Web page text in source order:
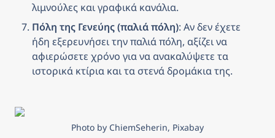
λιμνούλες και γραφικά κανάλια.
Πόλη της Γενεύης (παλιά πόλη): Αν δεν έχετε
ήδη εξερευνήσει την παλιά πόλη, αξίζει να
αφιερώσετε χρόνο για να ανακαλύψετε τα
ιστορικά κτίρια και τα στενά δρομάκια της.
Photo by ChiemSeherin, Pixabay